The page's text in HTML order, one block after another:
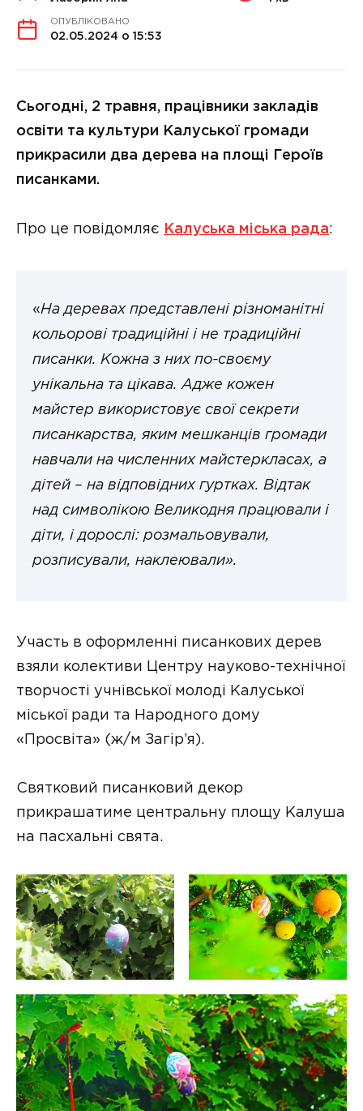
ОПУБЛІКОВАНО
02.05.2024 о 15:53
Сьогодні, 2 травня, працівники закладів
освіти та культури Калуської громади
прикрасили два дерева на площі Героїв
писанками.
Про це повідомляє Калуська міська рада:
«На деревах представлені різноманітні
кольорові традиційні і не традиційні
писанки. Кожна з них по-своєму
унікальна та цікава. Адже кожен
майстер використовує свої секрети
писанкарства, яким мешканців громади
навчали на численних майстеркласах, а
дітей – на відповідних гуртках. Відтак
над символікою Великодня працювали і
діти, і дорослі: розмальовували,
розписували, наклеювали».
Участь в оформленні писанкових дерев
взяли колективи Центру науково-технічної
творчості учнівської молоді Калуської
міської ради та Народного дому
«Просвіта» (ж/м Загір’я).
Святковий писанковий декор
прикрашатиме центральну площу Калуша
на пасхальні свята.